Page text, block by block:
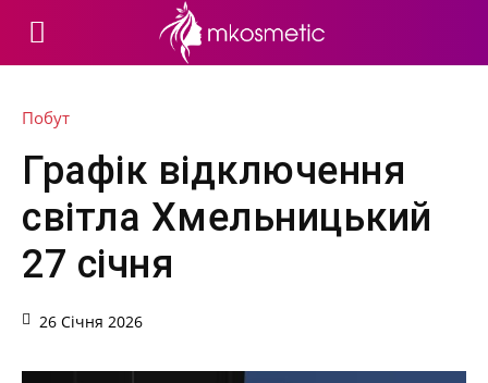
Побут
Графік відключення
світла Хмельницький
27 січня
26 Січня 2026